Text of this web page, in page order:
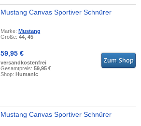
Mustang Canvas Sportiver Schnürer
Marke: Mustang
Größe:44, 45
59,95 €
versandkostenfrei
Gesamtpreis:59,95 €
Shop: Humanic
Mustang Canvas Sportiver Schnürer